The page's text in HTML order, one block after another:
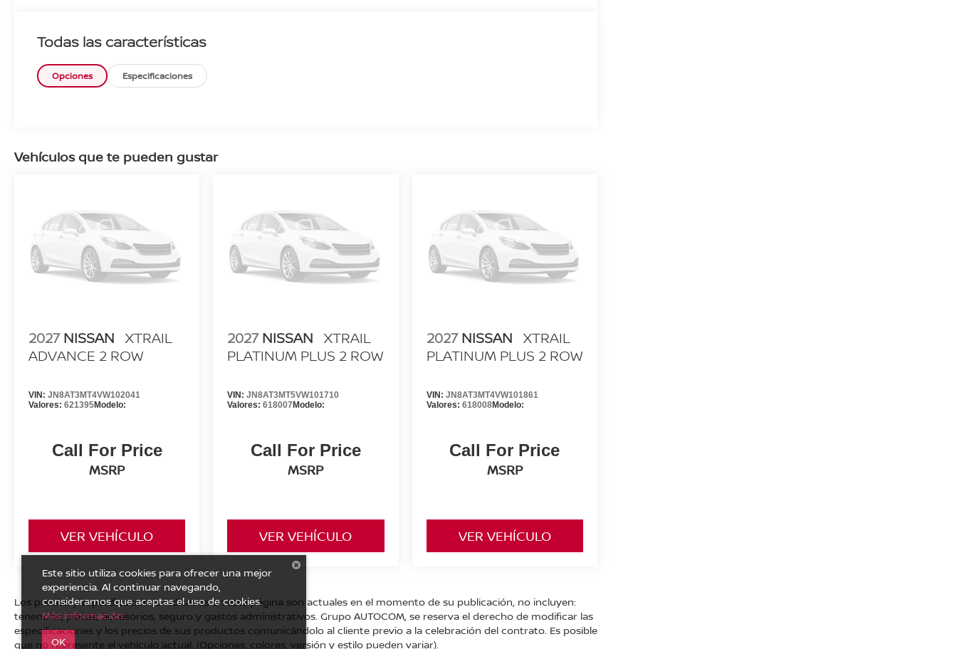
Todas las características
Opciones Especificaciones
Vehículos que te pueden gustar
2027 NISSAN XTRAIL
ADVANCE 2 ROW
VIN: JN8AT3MT4VW102041
Valores: 621395Modelo:
Call For Price
MSRP
VER VEHÍCULO
2027 NISSAN
XTRAIL
PLATINUM PLUS 2 ROW
VIN:JN8AT3MT5VW101710
Valores:618007Modelo:
Call For Price
MSRP
VER VEHÍCULO
2027 NISSAN XTRAIL
PLATINUM PLUS 2 ROW
VIN: JN8AT3MT4VW101861
Valores: 618008Modelo:
Call For Price
MSRP
VER VEHÍCULO
Los precios y especificaciones indicados en esta página son actuales en el momento de su publicación, no incluyen:
tenencias, placas, accesorios, seguro y gastos administrativos. Grupo AUTOCOM, se reserva el derecho de modificar las
especificaciones y los precios de sus productos comunicándolo al cliente previo a la celebración del contrato. Es posible
que no represente el vehículo actual. (Opciones, colores, versión y estilo pueden variar).
Este sitio utiliza cookies para ofrecer una mejor
experiencia. Al continuar navegando,
consideramos que aceptas el uso de cookies.
Más información
OK